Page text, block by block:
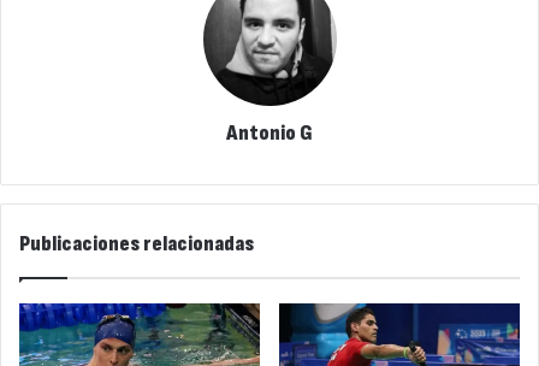
Antonio G
Publicaciones relacionadas